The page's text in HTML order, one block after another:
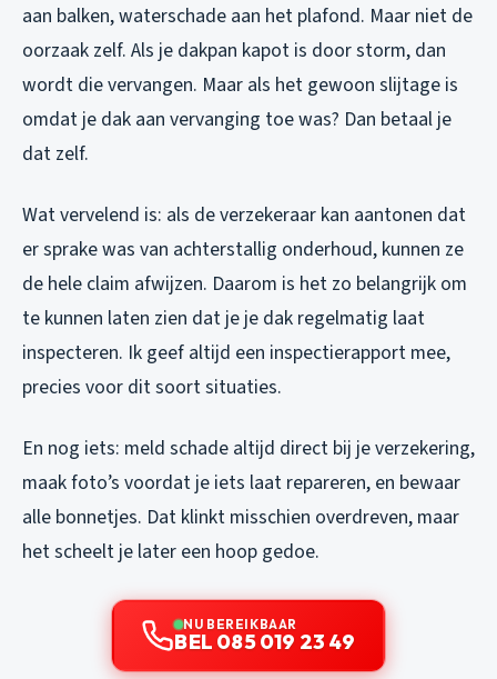
aan balken, waterschade aan het plafond. Maar niet de
oorzaak zelf. Als je dakpan kapot is door storm, dan
wordt die vervangen. Maar als het gewoon slijtage is
omdat je dak aan vervanging toe was? Dan betaal je
dat zelf.
Wat vervelend is: als de verzekeraar kan aantonen dat
er sprake was van achterstallig onderhoud, kunnen ze
de hele claim afwijzen. Daarom is het zo belangrijk om
te kunnen laten zien dat je je dak regelmatig laat
inspecteren. Ik geef altijd een inspectierap­port mee,
precies voor dit soort situaties.
En nog iets: meld schade altijd direct bij je verzekering,
maak foto’s voordat je iets laat repareren, en bewaar
alle bonnetjes. Dat klinkt misschien overdreven, maar
het scheelt je later een hoop gedoe.
NU BEREIKBAAR
BEL 085 019 23 49